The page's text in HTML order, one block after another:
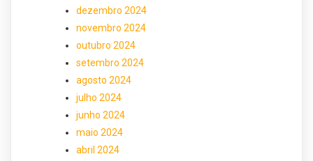
dezembro 2024
novembro 2024
outubro 2024
setembro 2024
agosto 2024
julho 2024
junho 2024
maio 2024
abril 2024